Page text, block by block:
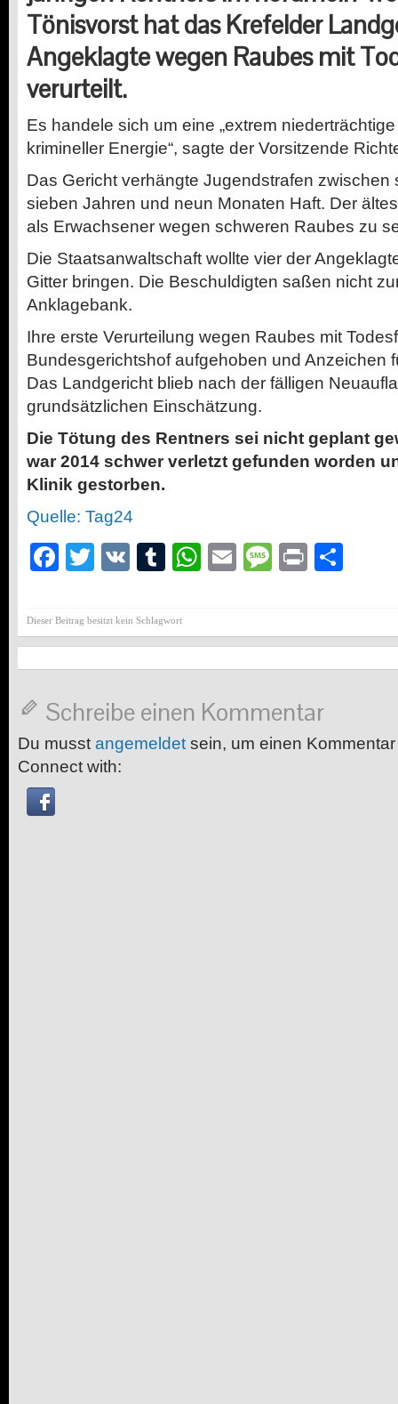
Tönisvorst hat das Krefelder
Angeklagte wegen Raubes mit
verurteilt.
Es handele sich um eine „extrem
krimineller Energie“, sagte der Vorsitzende
Das Gericht verhängte Jugendstrafen zwischen
sieben Jahren und neun Monaten Haft. Der
als Erwachsener wegen schweren Raubes zu
Die Staatsanwaltschaft wollte vier der
Gitter bringen. Die Beschuldigten saßen nicht
Anklagebank.
Ihre erste Verurteilung wegen Raubes mit
Bundesgerichtshof aufgehoben und Anzeichen
Das Landgericht blieb nach der fälligen
grundsätzlichen Einschätzung.
Die Tötung des Rentners sei nicht geplant
war 2014 schwer verletzt gefunden worden
Klinik gestorben.
Quelle: Tag24
Facebook
Twitter
VK Tumblr
WhatsApp
EmailMessage
Print
Dieser Beitrag besitzt kein Schlagwort
Schreibe einen Kommentar
Du musst angemeldet sein, um einen
Connect with: